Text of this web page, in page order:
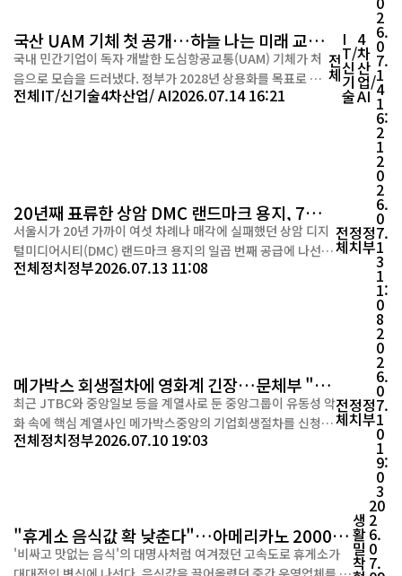
국산 UAM 기체 첫 공개…하늘 나는 미래 교통
수단 현실로
국내 민간기업이 독자 개발한 도심항공교통(UAM) 기체가 처
음으로 모습을 드러냈다. 정부가 2028년 상용화를 목표로 추
진 중인 K-UAM 사업이 기체 공개 단계까지 진전되면서 국내
전체IT/신기술4차산업/ AI2026.07.14 16:21
전
체
I
T/
신
기
술
4
차
산
업/
AI
2
6.
0
7.
1
4
1
6:
2
1
20년째 표류한 상암 DMC 랜드마크 용지, 7번째
주인 찾기
서울시가 20년 가까이 여섯 차례나 매각에 실패했던 상암 디지
털미디어시티(DMC) 랜드마크 용지의 일곱 번째 공급에 나선
다. 과거와 달리 개발 규제를 대폭 완화하고 사업자의 자금 부담
전체정치정부2026.07.13 11:08
전
체
정
치
정
부
2
0
2
6.
0
7.
1
3
1
1:
0
8
메가박스 회생절차에 영화계 긴장…문체부 "애
로 접수·법률지원"
최근 JTBC와 중앙일보 등을 계열사로 둔 중앙그룹이 유동성 악
화 속에 핵심 계열사인 메가박스중앙의 기업회생절차를 신청하
면서 문화콘텐츠 업계 전반에 긴장감이 커지고 있다. 이에 문화
전체정치정부2026.07.10 19:03
전
체
정
치
정
부
2
0
2
6.
0
7.
1
0
1
9:
0
3
"휴게소 음식값 확 낮춘다"…아메리카노 2000원
시대
'비싸고 맛없는 음식'의 대명사처럼 여겨졌던 고속도로 휴게소가
생
활
밀
착
20
2
6.
0
7.